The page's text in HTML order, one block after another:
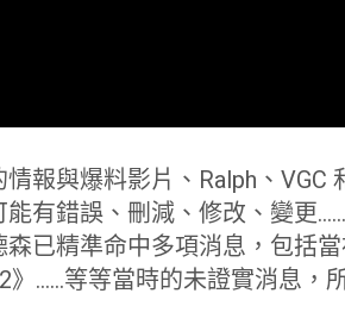
報與爆料影片、Ralph、VGC
有錯誤、刪減、修改、變更
已精準命中多項消息，包括
……等等當時的未證實消息，